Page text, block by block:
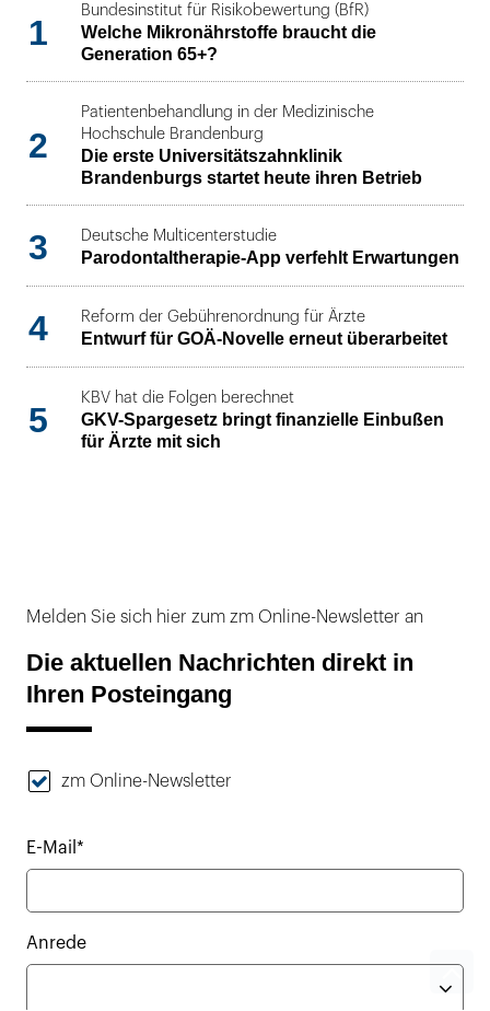
1
Bundesinstitut für Risikobewertung (BfR)
Welche Mikronährstoffe braucht die
Generation 65+?
2
Patientenbehandlung in der Medizinische
Hochschule Brandenburg
Die erste Universitätszahnklinik
Brandenburgs startet heute ihren Betrieb
3 Deutsche Multicenterstudie
Parodontaltherapie-App verfehlt Erwartungen
4 Reform der Gebührenordnung für Ärzte
Entwurf für GOÄ-Novelle erneut überarbeitet
5
KBV hat die Folgen berechnet
GKV-Spargesetz bringt finanzielle Einbußen
für Ärzte mit sich
Melden Sie sich hier zum zm Online-Newsletter an
Die aktuellen Nachrichten direkt in
Ihren Posteingang
zm Online-Newsletter
E-Mail*
Anrede